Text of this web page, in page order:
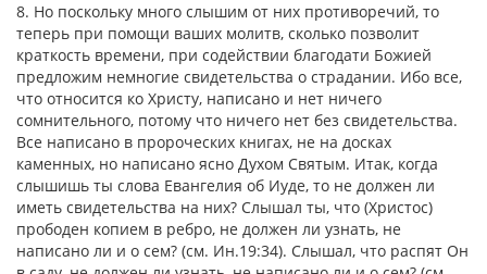
8. Но поскольку много слышим от них противоречий, то
теперь при помощи ваших молитв, сколько позволит
краткость времени, при содействии благодати Божией
предложим немногие свидетельства о страдании. Ибо все,
что относится ко Христу, написано и нет ничего
сомнительного, потому что ничего нет без свидетельства.
Все написано в пророческих книгах, не на досках
каменных, но написано ясно Духом Святым. Итак, когда
слышишь ты слова Евангелия об Иуде, то не должен ли
иметь свидетельства на них? Слышал ты, что (Христос)
прободен копием в ребро, не должен ли узнать, не
написано ли и о сем? (см. Ин.19:34). Слышал, что распят Он